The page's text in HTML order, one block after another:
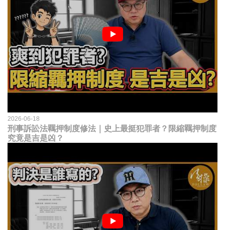
2026-06-18
刑事訴訟法羈押制度修法｜史上最挺犯罪者？限縮羈押制度
究竟是吉是凶？